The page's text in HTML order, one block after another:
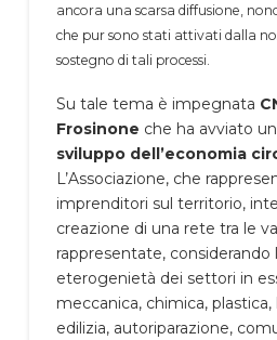
ancora una scarsa diffusione,
che pur sono stati attivati dalla
sostegno di tali processi.
Su tale tema è impegnata
Frosinone che ha avviato
sviluppo dell’economia
L’Associazione, che
imprenditori sul territorio,
creazione di una rete tra le
rappresentate, considerando
eterogenietà dei settori in
meccanica, chimica,
edilizia, autoriparazione,